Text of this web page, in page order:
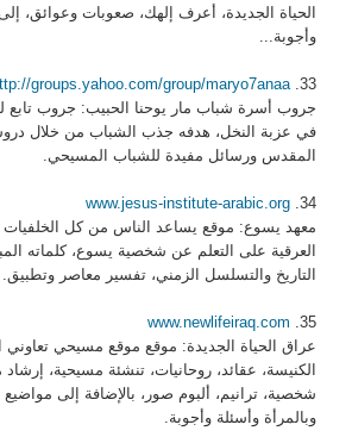
الحياة الجديدة، أعرف إلهك، صعوبات وعوائق،
وأجوبة...
33.
groups.yahoo.com/group/maryo7anaa
جروب أسرة شباب مار يوحنا الحبيب: جروب تابع
في عزبة النخل، هدفه جذب الشباب من خلال
المقدس ورسائل مفيدة للشباب المسيحي.
34.
www.jesus-institute-arabic.org
معهد يسوع: موقع يساعد الناس من كل الخلفيات
العرقية على التعلم عن شخصية يسوع، كلماته
التاريخ والتسلسل الزمني، تفسير معاصر وتطبيق.
35.
www.newlifeiraq.com
عراق الحياة الجديدة: موقع موقع مسيحي تعاوني
الكنيسة، عقائد، روحانيات، تنشئة مسيحية،
شخصية، ترانيم، ألبوم صور، بالإضافة إلى
وبالمرأة وأسئلة وأجوبة.